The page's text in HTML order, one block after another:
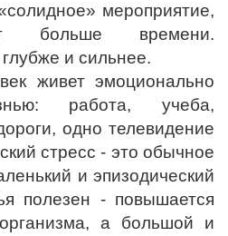
мероприятие,
больше времени.
и сильнее.
живет эмоционально
работа, учеба,
одно телевидение
стресс - это обычное
и эпизодический
полезен - повышается
а большой и